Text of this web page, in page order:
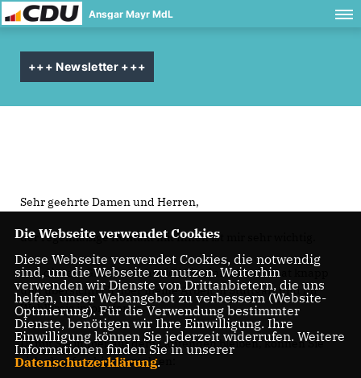
Ansgar Mayr MdL
+++ Newsletter +++
Sehr geehrte Damen und Herren,
der regelmäßige Kontakt mit Ihnen ist mir sehr wichtig.
Aus diesem Grund möchte ich Sie einmal im Monat knapp
und übersichtlich über meine Arbeit in Stuttgart und im
Wahlkreis informieren.
Damit Sie immer auf dem Laufenden bleiben, können Sie
sich ab sofort hier anmelden:
Die Webseite verwendet Cookies
Diese Webseite verwendet Cookies, die notwendig
sind, um die Webseite zu nutzen. Weiterhin
verwenden wir Dienste von Drittanbietern, die uns
helfen, unser Webangebot zu verbessern (Website-
Optmierung). Für die Verwendung bestimmter
Dienste, benötigen wir Ihre Einwilligung. Ihre
Einwilligung können Sie jederzeit widerrufen. Weitere
Informationen finden Sie in unserer
Datenschutzerklärung.